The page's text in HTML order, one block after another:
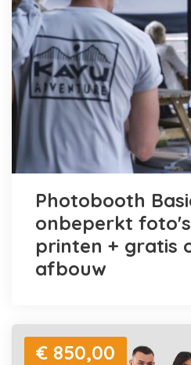
Photobooth
onbeperkt
printen + gratis
afbouw
€ 850,00